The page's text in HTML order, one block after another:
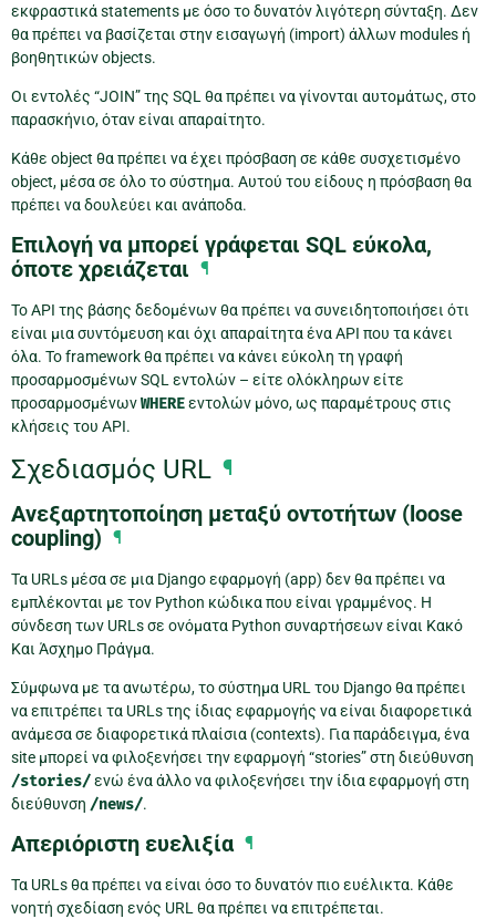
εκφραστικά statements με όσο το δυνατόν λιγότερη σύνταξη. Δεν
θα πρέπει να βασίζεται στην εισαγωγή (import) άλλων modules ή
βοηθητικών objects.
Οι εντολές “JOIN” της SQL θα πρέπει να γίνονται αυτομάτως, στο
παρασκήνιο, όταν είναι απαραίτητο.
Κάθε object θα πρέπει να έχει πρόσβαση σε κάθε συσχετισμένο
object, μέσα σε όλο το σύστημα. Αυτού του είδους η πρόσβαση θα
πρέπει να δουλεύει και ανάποδα.
Επιλογή να μπορεί γράφεται SQL εύκολα,
όποτε χρειάζεται ¶
Το API της βάσης δεδομένων θα πρέπει να συνειδητοποιήσει ότι
είναι μια συντόμευση και όχι απαραίτητα ένα API που τα κάνει
όλα. Το framework θα πρέπει να κάνει εύκολη τη γραφή
προσαρμοσμένων SQL εντολών – είτε ολόκληρων είτε
προσαρμοσμένωνWHEREεντολών μόνο, ως παραμέτρους στις
κλήσεις του API.
Σχεδιασμός URL ¶
Ανεξαρτητοποίηση μεταξύ οντοτήτων (loose
coupling) ¶
Τα URLs μέσα σε μια Django εφαρμογή (app) δεν θα πρέπει να
εμπλέκονται με τον Python κώδικα που είναι γραμμένος. Η
σύνδεση των URLs σε ονόματα Python συναρτήσεων είναι Κακό
Και Άσχημο Πράγμα.
Σύμφωνα με τα ανωτέρω, το σύστημα URL του Django θα πρέπει
να επιτρέπει τα URLs της ίδιας εφαρμογής να είναι διαφορετικά
ανάμεσα σε διαφορετικά πλαίσια (contexts). Για παράδειγμα, ένα
site μπορεί να φιλοξενήσει την εφαρμογή “stories” στη διεύθυνση
/stories/ενώ ένα άλλο να φιλοξενήσει την ίδια εφαρμογή στη
διεύθυνση /news/.
Απεριόριστη ευελιξία ¶
Τα URLs θα πρέπει να είναι όσο το δυνατόν πιο ευέλικτα. Κάθε
νοητή σχεδίαση ενός URL θα πρέπει να επιτρέπεται.